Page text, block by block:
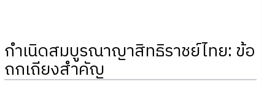
กำเนิดสมบูรณาญาสิทธิราชย์ไทย: ข้อ
ถกเถียงสำคัญ